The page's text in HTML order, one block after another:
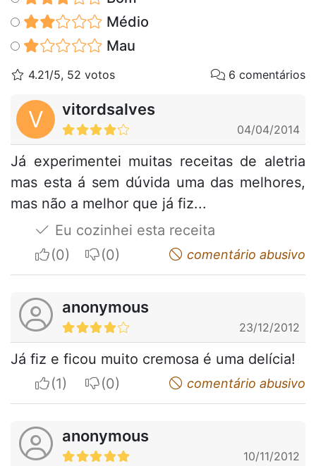
Médio
Mau
4.21/5, 52 votos 6 comentários
V vitordsalves
04/04/2014
Já experimentei muitas receitas de aletria
mas esta á sem dúvida uma das melhores,
mas não a melhor que já fiz...
Eu cozinhei esta receita
I apreciateI do not appreciatecomentário abusivo
anonymous
23/12/2012
Já fiz e ficou muito cremosa é uma delícia!
I apreciateI do not appreciatecomentário abusivo
anonymous
10/11/2012